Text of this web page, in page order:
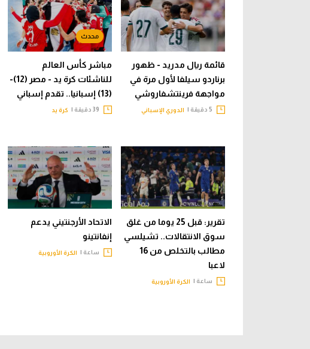
قائمة ريال مدريد - ظهور
برناردو سيلفا لأول مرة في
مواجهة فرينتشفاروشي
الدوري الإسباني
مباشر كأس العالم
للناشئات كرة يد - مصر (12)-
(13) إسبانيا.. تقدم إسباني
كرة يد
تقرير: قبل 25 يوما من غلق
سوق الانتقالات.. تشيلسي
مطالب بالتخلص من 16
لاعبا
ساعة | الكرة الأوروبية
الاتحاد الأرجنتيني يدعم
إنفانتينو
ساعة | الكرة الأوروبية